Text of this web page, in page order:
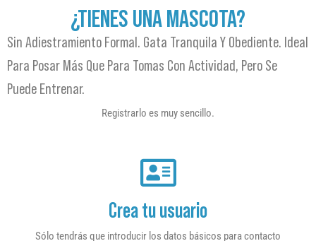
¿TIENES UNA MASCOTA?
Sin Adiestramiento Formal. Gata Tranquila Y Obediente. Ideal
Para Posar Más Que Para Tomas Con Actividad, Pero Se
Puede Entrenar.
Registrarlo es muy sencillo.
Crea tu usuario
Sólo tendrás que introducir los datos básicos para contacto